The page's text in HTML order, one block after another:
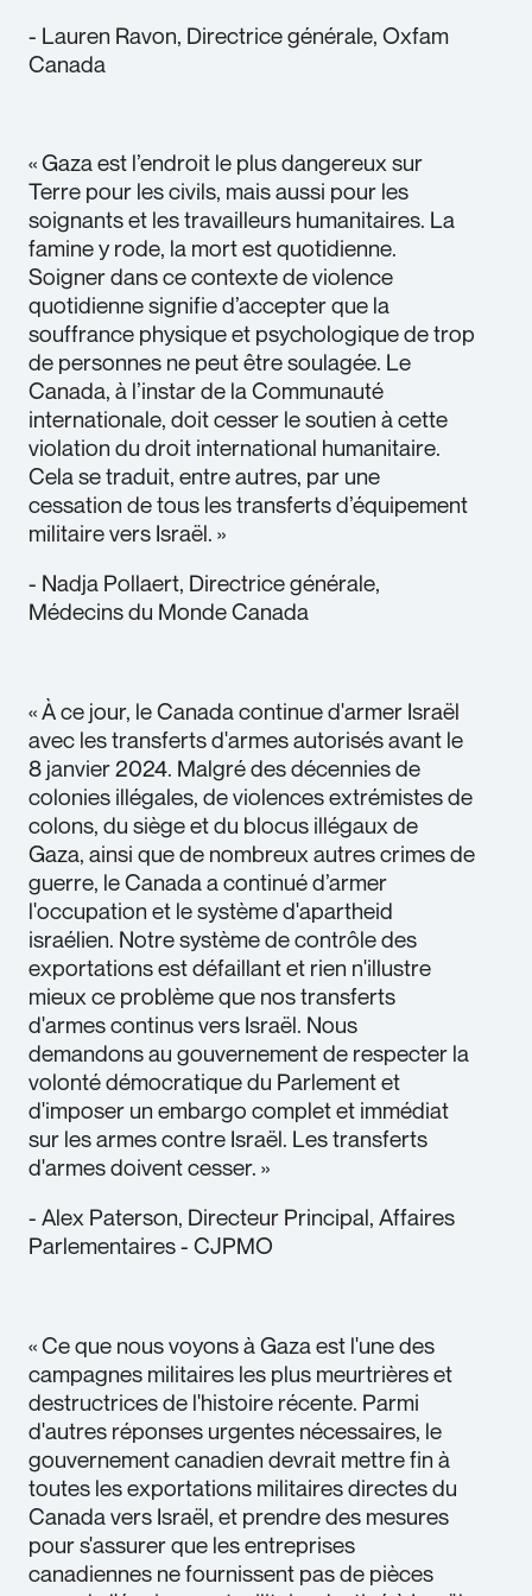
- Lauren Ravon, Directrice générale, Oxfam
Canada
«Gaza est l’endroit le plus dangereux sur
Terre pour les civils, mais aussi pour les
soignants et les travailleurs humanitaires. La
famine y rode, la mort est quotidienne.
Soigner dans ce contexte de violence
quotidienne signifie d’accepter que la
souffrance physique et psychologique de trop
de personnes ne peut être soulagée. Le
Canada, à l’instar de la Communauté
internationale, doit cesser le soutien à cette
violation du droit international humanitaire.
Cela se traduit, entre autres, par une
cessation de tous les transferts d’équipement
militaire vers Israël. »
- Nadja Pollaert, Directrice générale,
Médecins du Monde Canada
« À ce jour, le Canada continue d'armer Israël
avec les transferts d'armes autorisés avant le
8 janvier 2024. Malgré des décennies de
colonies illégales, de violences extrémistes de
colons, du siège et du blocus illégaux de
Gaza, ainsi que de nombreux autres crimes de
guerre, le Canada a continué d’armer
l'occupation et le système d'apartheid
israélien. Notre système de contrôle des
exportations est défaillant et rien n'illustre
mieux ce problème que nos transferts
d'armes continus vers Israël. Nous
demandons au gouvernement de respecter la
volonté démocratique du Parlement et
d'imposer un embargo complet et immédiat
sur les armes contre Israël. Les transferts
d'armes doivent cesser. »
- Alex Paterson, Directeur Principal, Affaires
Parlementaires - CJPMO
« Ce que nous voyons à Gaza est l'une des
campagnes militaires les plus meurtrières et
destructrices de l'histoire récente. Parmi
d'autres réponses urgentes nécessaires, le
gouvernement canadien devrait mettre fin à
toutes les exportations militaires directes du
Canada vers Israël, et prendre des mesures
pour s'assurer que les entreprises
canadiennes ne fournissent pas de pièces